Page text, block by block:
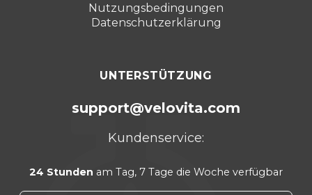
Punta Cana 2024
Nutzungsbedingungen
Datenschutzerklärung
UNTERSTÜTZUNG
support@velovita.com
Kundenservice:
24 Stunden am Tag, 7 Tage die Woche verfügbar